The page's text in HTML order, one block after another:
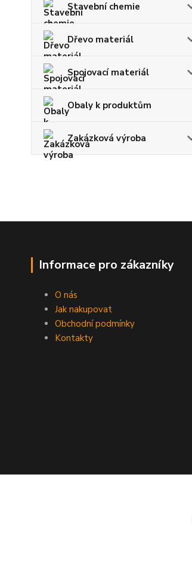
Stavební chemie
Dřevo materiál
Spojovací materiál
Obaly k produktům
Zakázková výroba
Informace pro zákazníky
O nás
Jak nakupovat
Obchodní podmínky
Kontakty